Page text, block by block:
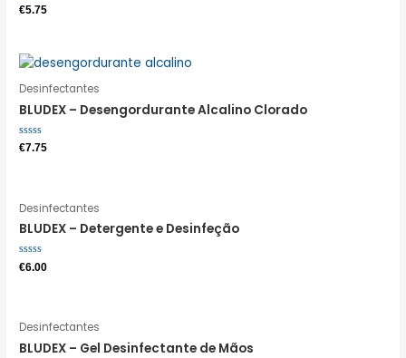
Avaliação
0
€5.75
Desinfectantes
BLUDEX – Desengordurante Alcalino Clorado
Avaliação
€7.75
Desinfectantes
BLUDEX – Detergente e Desinfeção
Avaliação
0
€6.00
Desinfectantes
BLUDEX – Gel Desinfectante de Mãos